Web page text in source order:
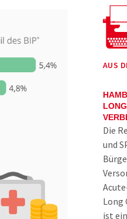
AUS
Die
und
Long
ist